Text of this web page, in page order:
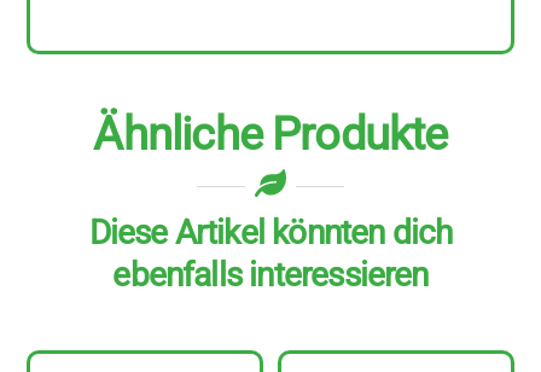
Ähnliche Produkte
Diese Artikel könnten dich
ebenfalls interessieren